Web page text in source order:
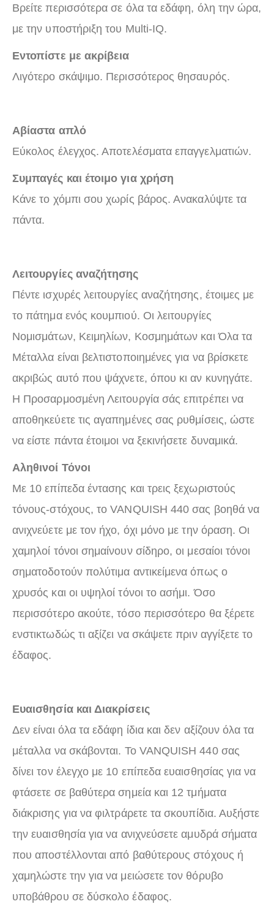
Βρείτε περισσότερα σε όλα τα εδάφη, όλη την ώρα,
με την υποστήριξη του Multi-IQ.
Εντοπίστε με ακρίβεια
Λιγότερο σκάψιμο. Περισσότερος θησαυρός.
Αβίαστα απλό
Εύκολος έλεγχος. Αποτελέσματα επαγγελματιών.
Συμπαγές και έτοιμο για χρήση
Κάνε το χόμπι σου χωρίς βάρος. Ανακαλύψτε τα
πάντα.
Λειτουργίες αναζήτησης
Πέντε ισχυρές λειτουργίες αναζήτησης, έτοιμες με
το πάτημα ενός κουμπιού. Οι λειτουργίες
Νομισμάτων, Κειμηλίων, Κοσμημάτων και Όλα τα
Μέταλλα είναι βελτιστοποιημένες για να βρίσκετε
ακριβώς αυτό που ψάχνετε, όπου κι αν κυνηγάτε.
Η Προσαρμοσμένη Λειτουργία σάς επιτρέπει να
αποθηκεύετε τις αγαπημένες σας ρυθμίσεις, ώστε
να είστε πάντα έτοιμοι να ξεκινήσετε δυναμικά.
Αληθινοί Τόνοι
Με 10 επίπεδα έντασης και τρεις ξεχωριστούς
τόνους-στόχους, το VANQUISH 440 σας βοηθά να
ανιχνεύετε με τον ήχο, όχι μόνο με την όραση. Οι
χαμηλοί τόνοι σημαίνουν σίδηρο, οι μεσαίοι τόνοι
σηματοδοτούν πολύτιμα αντικείμενα όπως ο
χρυσός και οι υψηλοί τόνοι το ασήμι. Όσο
περισσότερο ακούτε, τόσο περισσότερο θα ξέρετε
ενστικτωδώς τι αξίζει να σκάψετε πριν αγγίξετε το
έδαφος.
Ευαισθησία και Διακρίσεις
Δεν είναι όλα τα εδάφη ίδια και δεν αξίζουν όλα τα
μέταλλα να σκάβονται. Το VANQUISH 440 σας
δίνει τον έλεγχο με 10 επίπεδα ευαισθησίας για να
φτάσετε σε βαθύτερα σημεία και 12 τμήματα
διάκρισης για να φιλτράρετε τα σκουπίδια. Αυξήστε
την ευαισθησία για να ανιχνεύσετε αμυδρά σήματα
που αποστέλλονται από βαθύτερους στόχους ή
χαμηλώστε την για να μειώσετε τον θόρυβο
υποβάθρου σε δύσκολο έδαφος.